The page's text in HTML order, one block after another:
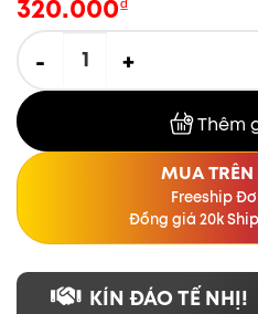
dựa trên
320.000
Thêm
MUA TRÊN
Freeship
Đồng giá 20k
KÍN ĐÁO TẾ NHỊ!